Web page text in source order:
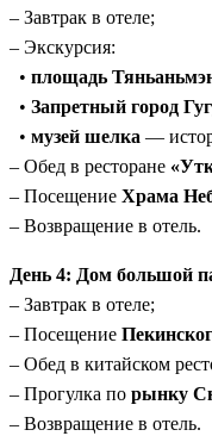
– Завтрак в отеле;
– Экскурсия:
• площадь
• Запретный город
• музей шелка —
– Обед в ресторане
– Посещение Храма
– Возвращение в отель.
День 4: Дом большой
– Завтрак в отеле;
– Посещение
– Обед в китайском
– Прогулка по рынку
– Возвращение в отель.